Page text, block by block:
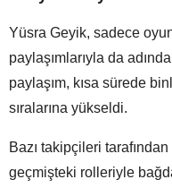
Yüsra Geyik, sadece
paylaşımlarıyla da
paylaşım, kısa sürede
sıralarına yükseldi.
Bazı takipçileri
geçmişteki rolleriyle